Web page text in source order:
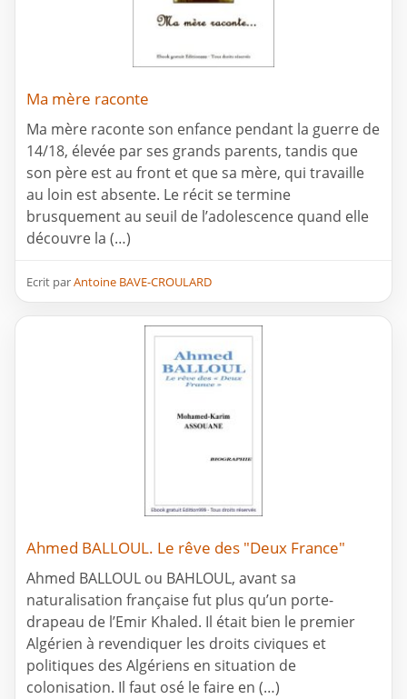
Ma mère raconte
Ma mère raconte son enfance pendant la guerre de
14/18, élevée par ses grands parents, tandis que
son père est au front et que sa mère, qui travaille
au loin est absente. Le récit se termine
brusquement au seuil de l’adolescence quand elle
découvre la (…)
Ecrit parAntoine BAVE-CROULARD
Ahmed BALLOUL. Le rêve des "Deux France"
Ahmed BALLOUL ou BAHLOUL, avant sa
naturalisation française fut plus qu’un porte-
drapeau de l’Emir Khaled. Il était bien le premier
Algérien à revendiquer les droits civiques et
politiques des Algériens en situation de
colonisation. Il faut osé le faire en (…)